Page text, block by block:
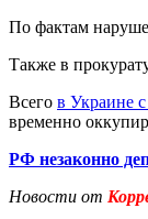
По фактам
Также в
Всего в Украине
временно
РФ незаконно
Новости от